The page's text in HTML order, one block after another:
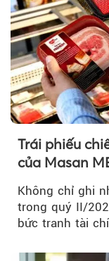
Trái phiếu
của Masan
Không chỉ ghi
trong quý II/
bức tranh tài